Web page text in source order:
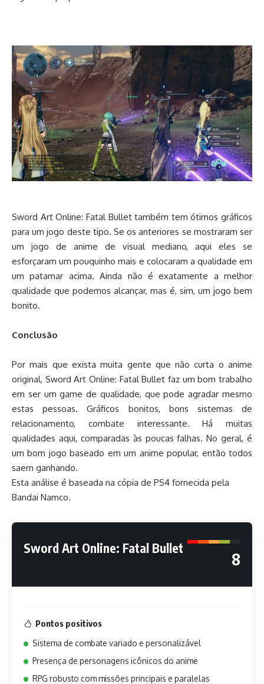
Sword Art Online: Fatal Bullet também tem ótimos gráficos
para um jogo deste tipo. Se os anteriores se mostraram ser
um jogo de anime de visual mediano, aqui eles se
esforçaram um pouquinho mais e colocaram a qualidade em
um patamar acima. Ainda não é exatamente a melhor
qualidade que podemos alcançar, mas é, sim, um jogo bem
bonito.
Conclusão
Por mais que exista muita gente que não curta o anime
original, Sword Art Online: Fatal Bullet faz um bom trabalho
em ser um game de qualidade, que pode agradar mesmo
estas pessoas. Gráficos bonitos, bons sistemas de
relacionamento, combate interessante. Há muitas
qualidades aqui, comparadas às poucas falhas. No geral, é
um bom jogo baseado em um anime popular, então todos
saem ganhando.
Esta análise é baseada na cópia de PS4 fornecida pela
Bandai Namco.
Sword Art Online: Fatal Bullet
8
Pontos positivos
Sistema de combate variado e personalizável
Presença de personagens icônicos do anime
RPG robusto com missões principais e paralelas